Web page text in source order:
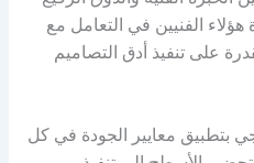
الفنيين في التعامل مع
على تنفيذ أدق التصاميم
بتطبيق معايير الجودة في كل